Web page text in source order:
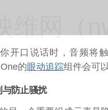
开口说话时，音频将
的眼动追踪组件会可
与防止骚扰